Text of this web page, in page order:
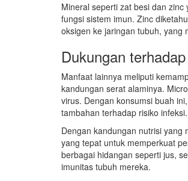
Mineral seperti zat besi dan
fungsi sistem imun. Zinc
oksigen ke jaringan tubuh, yang
Dukungan
Manfaat lainnya meliputi
kandungan serat alaminya.
virus. Dengan konsumsi buah
tambahan terhadap risiko infeksi.
Dengan kandungan nutrisi yang
yang tepat untuk memperkuat
berbagai hidangan seperti jus,
imunitas tubuh mereka.